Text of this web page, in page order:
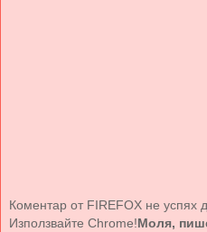
Коментар от FIREFOX не успях
Използвайте Chrome!Моля,